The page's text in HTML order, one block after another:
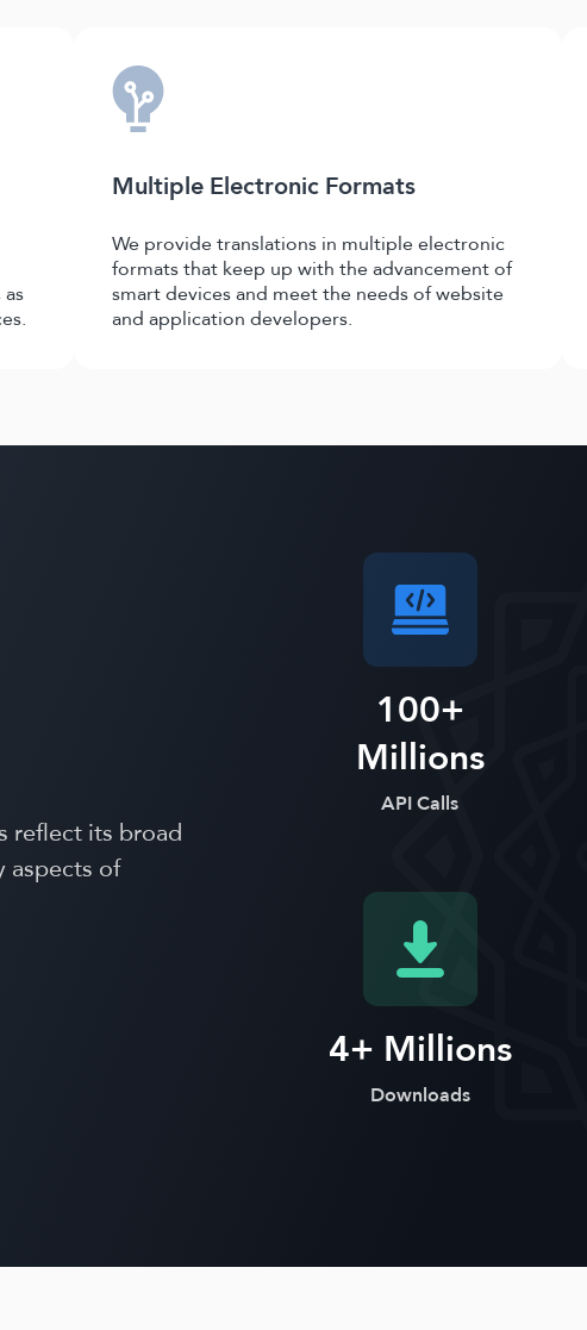
Multiple Electronic Formats
We provide translations in multiple electronic
formats that keep up with the advancement of
smart devices and meet the needs of website
and application developers.
reflect its broad
aspects of
100+
Millions
API Calls
4+ Millions
Downloads